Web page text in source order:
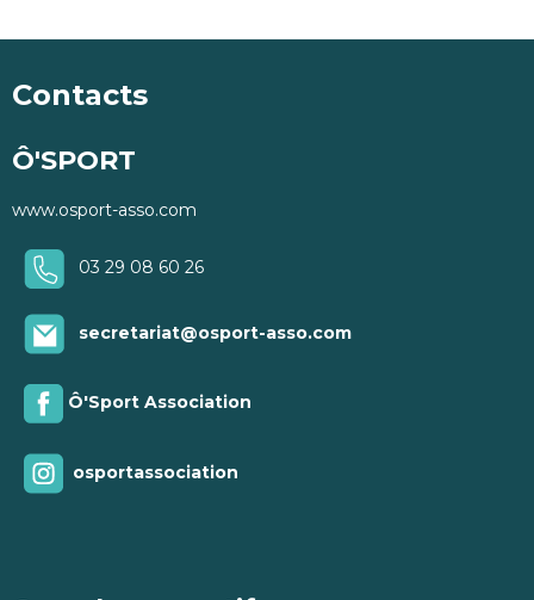
Contacts
Ô'SPORT
www.osport-asso.com
03 29 08 60 26
secretariat@osport-asso.com
Ô'Sport Association
osportassociation